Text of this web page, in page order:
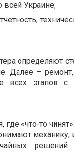
всей Украине;
определяют
Далее —
всех этапов
где «что-то
решений